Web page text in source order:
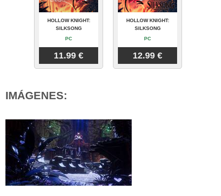
HOLLOW KNIGHT:
SILKSONG
PC
11.99 €
HOLLOW KNIGHT:
SILKSONG
PC
12.99 €
IMÁGENES: